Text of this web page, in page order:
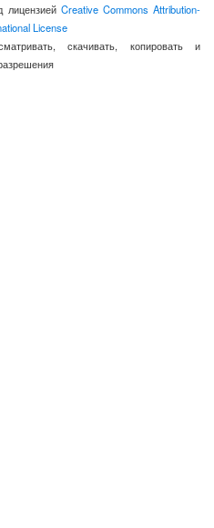
лицензией Creative Commons Attribution-
License
скачивать, копировать и